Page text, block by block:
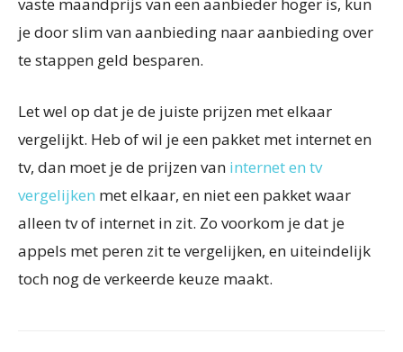
je door slim van aanbieding naar aanbieding over
te stappen geld besparen.
Let wel op dat je de juiste prijzen met elkaar
vergelijkt. Heb of wil je een pakket met internet en
tv, dan moet je de prijzen van internet en tv
vergelijken met elkaar, en niet een pakket waar
alleen tv of internet in zit. Zo voorkom je dat je
appels met peren zit te vergelijken, en uiteindelijk
toch nog de verkeerde keuze maakt.